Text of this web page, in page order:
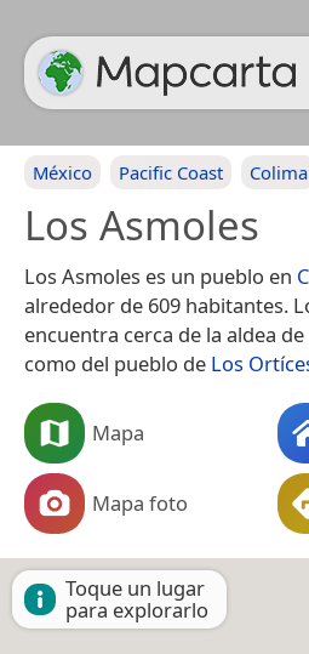
México Pacific Coast Colima
Los Asmoles
Los Asmoles es un pueblo en
alrededor de 609 habitantes.
encuentra cerca de la aldea de
como del pueblo de Los
Mapa
Mapa foto
Toque un lugar
para explorarlo